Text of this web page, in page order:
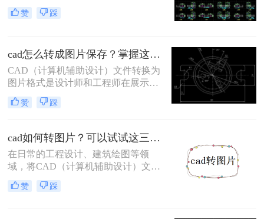
或缺的工具。然而，在某些情况下，
我们可能需要将CAD图纸转换为JPG
查看。那么cad图纸如何转换成jpg格
式呢？本文将详细介绍三种将CAD图
纸转换为JPG图片的方法。
赞 踩
cad怎么转成图片保存？掌握这二招就够了！
CAD（计算机辅助设计）文件转换为
图片格式是设计师和工程师在展示设
计成果时经常遇到的需求。图片格式
因其良好的兼容性和易分享性，成为
理想选择。那么cad怎么转成图片保存
呢？本文将介绍两种将CAD文件转换
为图片的实用方法。
赞 踩
cad如何转图片？可以试试这三个方法！
在日常的工程设计、建筑绘图等领
域，将CAD（计算机辅助设计）文件
转换为图片格式是一项常见的任务。
图片格式如JPG、PNG等具有广泛的
赞 踩